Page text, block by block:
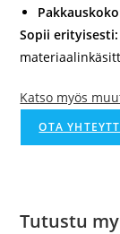
Sopii erityisesti:
Katso myös
OTA
Tutustu